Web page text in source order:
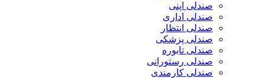
صندلی اپنی
صندلی اداری
صندلی انتظار
صندلی پزشکی
صندلی تابوره
صندلی رستورانی
صندلی کارمندی